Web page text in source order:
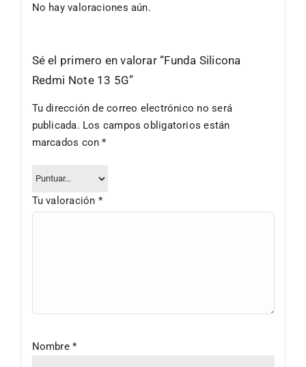
No hay valoraciones aún.
Sé el primero en valorar “Funda Silicona
Redmi Note 13 5G”
Tu dirección de correo electrónico no será
publicada. Los campos obligatorios están
marcados con*
Tu valoración *
Nombre*